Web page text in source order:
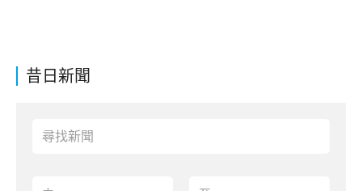
昔日新聞